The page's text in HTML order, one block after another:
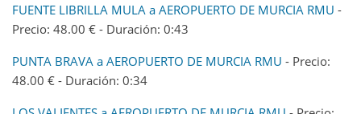
FUENTE LIBRILLA MULA a AEROPUERTO DE MURCIA RMU -
Precio: 48.00 € - Duración: 0:43
PUNTA BRAVA a AEROPUERTO DE MURCIA RMU - Precio:
48.00 € - Duración: 0:34